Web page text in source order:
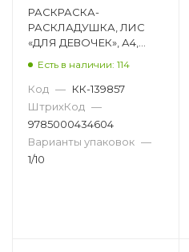
РАСКРАСКА-
РАСКЛАДУШКА, ЛИС
«ДЛЯ ДЕВОЧЕК», А4,
Есть в наличии: 114
Код — КК-139857
ШтрихКод —
9785000434604
Варианты упаковок —
1/10